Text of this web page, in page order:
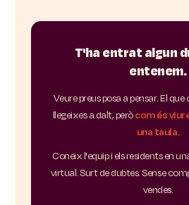
T'ha entrat algun
entenem.
Veure preus posa a pensar. El
llegeixes a dalt, peròcom és
una taula.
Coneix l'equip i els residents en
virtual. Surt de dubtes. Sense
vendes.